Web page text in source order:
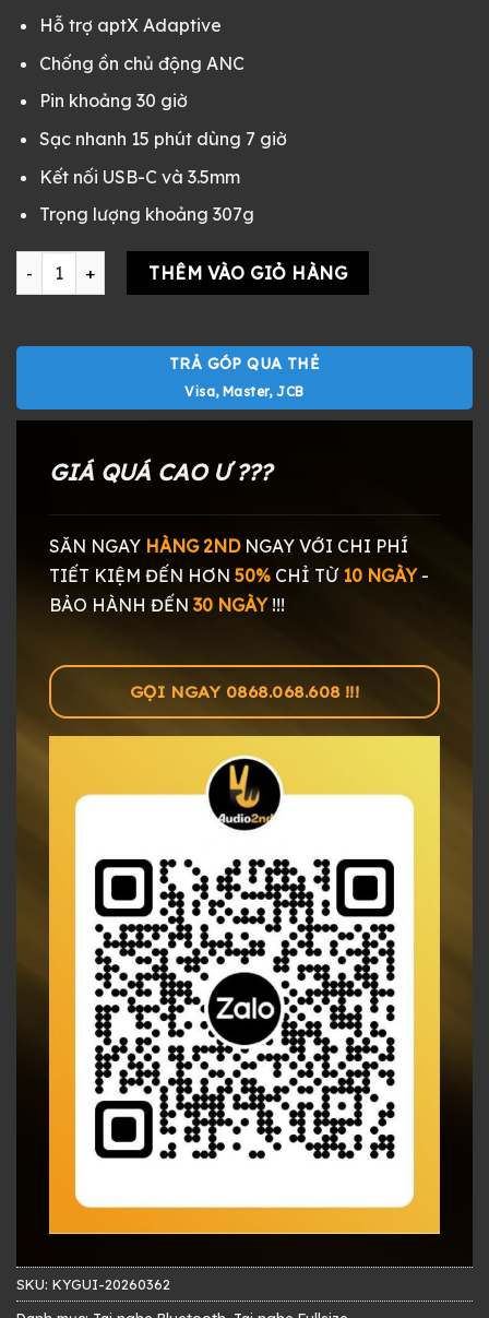
Hỗ trợ aptX Adaptive
Chống ồn chủ động ANC
Pin khoảng 30 giờ
Sạc nhanh 15 phút dùng 7 giờ
Kết nối USB-C và 3.5mm
Trọng lượng khoảng 307g
Tai nghe Bowers & Wilkins PX7 S2e Fullbox xanh - chống
THÊM VÀO GIỎ HÀNG
TRẢ GÓP QUA THẺ
Visa, Master, JCB
GIÁ QUÁ CAO Ư ???
SĂN NGAY HÀNG 2NDNGAY VỚI CHI PHÍ
TIẾT KIỆM ĐẾN HƠN 50% CHỈ TỪ 10 NGÀY-
BẢO HÀNH ĐẾN 30 NGÀY!!!
GỌI NGAY 0868.068.608 !!!
SKU: KYGUI-20260362